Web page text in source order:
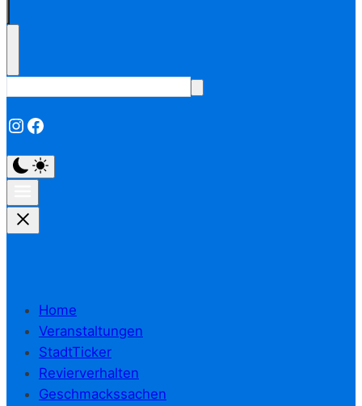
Instagram
Facebook
Home
Veranstaltungen
StadtTicker
Revierverhalten
Geschmackssachen